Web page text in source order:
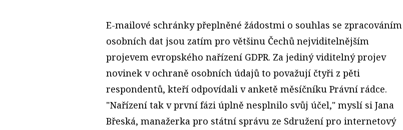
E-mailové schránky přeplněné žádostmi o souhlas se zpracováním
osobních dat jsou zatím pro většinu Čechů nejviditelnějším
projevem evropského nařízení GDPR. Za jediný viditelný projev
novinek v ochraně osobních údajů to považují čtyři z pěti
respondentů, kteří odpovídali v anketě měsíčníku Právní rádce.
"Nařízení tak v první fázi úplně nesplnilo svůj účel," myslí si Jana
Břeská, manažerka pro státní správu ze Sdružení pro internetový